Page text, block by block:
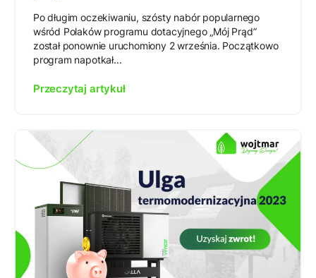
Po długim oczekiwaniu, szósty nabór popularnego
wśród Polaków programu dotacyjnego „Mój Prąd”
został ponownie uruchomiony 2 września. Początkowo
program napotkał...
Przeczytaj artykuł